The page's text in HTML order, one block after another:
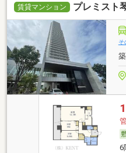
賃貸マンション プレミスト
そ
6